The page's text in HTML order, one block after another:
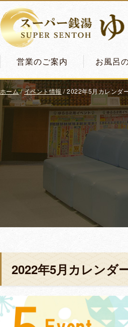
営業のご案内 お風呂
ホーム/イベント情報/2022年5月カレンダ
2022年5月カレンダ